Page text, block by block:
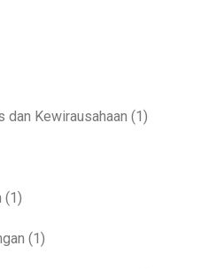
dan Kewirausahaan (1)
(1)
(1)